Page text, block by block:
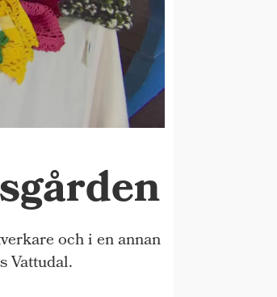
och i en annan
Vattudal.